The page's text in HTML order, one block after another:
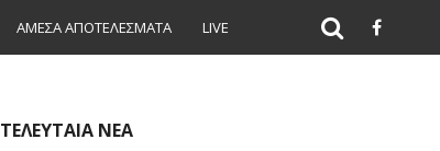
ΑΜΕΣΑ ΑΠΟΤΕΛΕΣΜΑΤΑ LIVE
ΤΕΛΕΥΤΑΙΑ ΝΕΑ